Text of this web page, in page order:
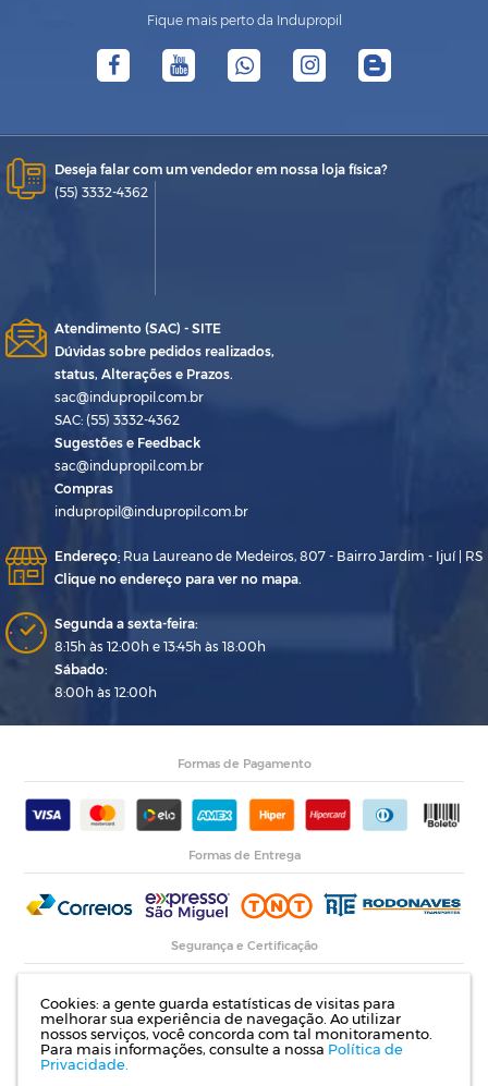
Cookies: a gente guarda estatísticas de visitas para
melhorar sua experiência de navegação. Ao utilizar
nossos serviços, você concorda com tal monitoramento.
Para mais informações, consulte a nossa Política de
Privacidade.
Fique mais perto da Indupropil
Deseja falar com um vendedor em nossa loja física?
(55) 3332-4362
Atendimento (SAC) - SITE
Dúvidas sobre pedidos realizados,
status, Alterações e Prazos.
sac@indupropil.com.br
SAC: (55) 3332-4362
Sugestões e Feedback
sac@indupropil.com.br
Compras
indupropil@indupropil.com.br
Endereço: Rua Laureano de Medeiros, 807 - Bairro Jardim - Ijuí | RS
Clique no endereço para ver no mapa.
Segunda a sexta-feira:
8:15h às 12:00h e 13:45h às 18:00h
Sábado:
8:00h às 12:00h
Formas de Pagamento
Formas de Entrega
Segurança e Certificação